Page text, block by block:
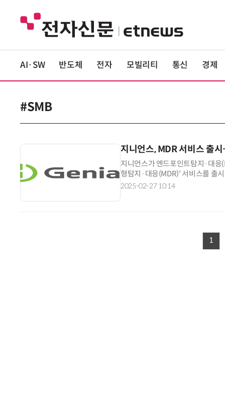
AI·SW 반도체 전자 모빌리티 통신 경제
#SMB
지니언스, MDR 서비스 출
지니언스가 엔드포인트탐지·대
형탐지·대응(MDR)' 서비스를 출
최근 사이버 위협이 고도화하며
2025-02-27 10:14
1